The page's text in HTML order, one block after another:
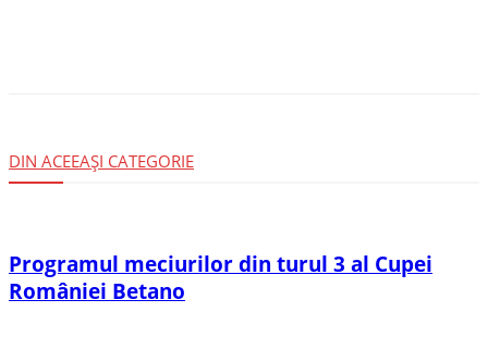
DIN ACEEAȘI CATEGORIE
Programul meciurilor din turul 3 al Cupei
României Betano